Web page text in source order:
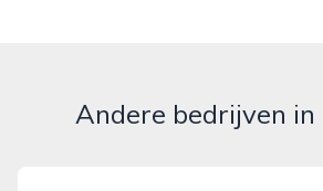
Andere bedrijven in